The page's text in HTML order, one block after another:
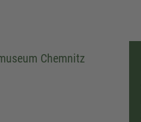
Chemnitz